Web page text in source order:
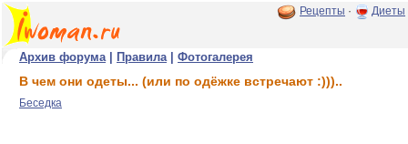
Рецепты · Диеты
Архив форума| Правила| Фотогалерея
В чем они одеты... (или по одёжке встречают :)))..
Беседка